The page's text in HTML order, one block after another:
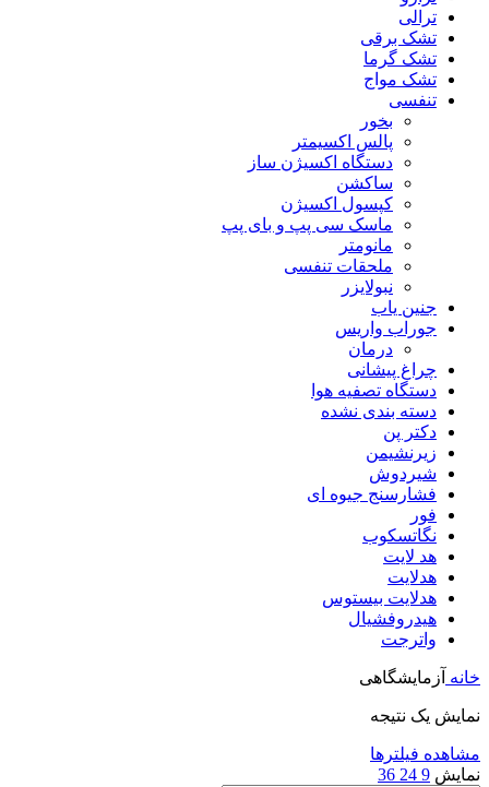
ترالی
تشک برقی
تشک گرما
تشک مواج
تنفسی
بخور
پالس اکسیمتر
دستگاه اکسیژن ساز
ساکشن
کپسول اکسیژن
ماسک سی پپ و بای پپ
مانومتر
ملحقات تنفسی
نبولایزر
جنین یاب
جوراب واریس
درمان
چراغ پیشانی
دستگاه تصفیه هوا
دسته بندی نشده
دکتر پن
زیرنشیمن
شیردوش
فشارسنج جیوه ای
فور
نگاتسکوب
هد لایت
هدلایت
هدلایت بیستوس
هیدروفشیال
واترجت
خانه آزمایشگاهی
نمایش یک نتیجه
مشاهده فیلترها
نمایش 9
24
36